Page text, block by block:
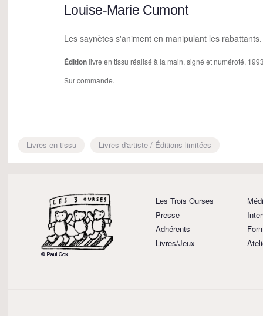
Louise-Marie Cumont
Les saynètes s'animent en manipulant les rabattants.
Éditionlivre en tissu réalisé à la main, signé et numéroté,
Sur commande.
Livres en tissu Livres d'artiste / Éditions limitées
Les Trois Ourses
Presse
Adhérents
Livres/Jeux